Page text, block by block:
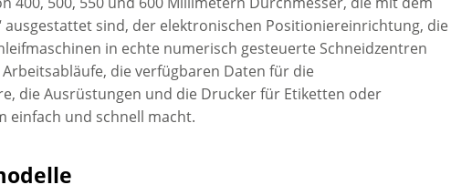
ausgestattet sind, der elektronischen Positioniereinrichtung, die
in echte numerisch gesteuerte Schneidzentren
die verfügbaren Daten für die
die Ausrüstungen und die Drucker für Etiketten oder
einfach und schnell macht.